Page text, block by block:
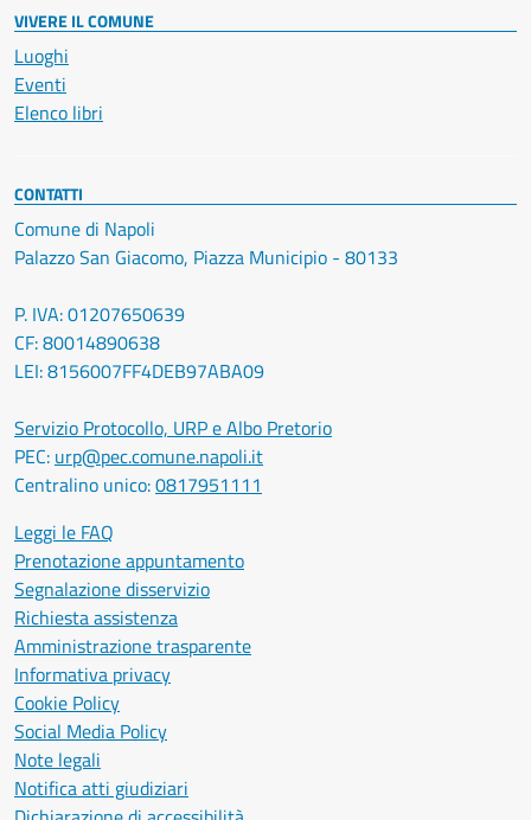
VIVERE IL COMUNE
Luoghi
Eventi
Elenco libri
CONTATTI
Comune di Napoli
Palazzo San Giacomo, Piazza Municipio - 80133
P. IVA: 01207650639
CF: 80014890638
LEI: 8156007FF4DEB97ABA09
Servizio Protocollo, URP e Albo Pretorio
PEC: urp@pec.comune.napoli.it
Centralino unico:0817951111
Leggi le FAQ
Prenotazione appuntamento
Segnalazione disservizio
Richiesta assistenza
Amministrazione trasparente
Informativa privacy
Cookie Policy
Social Media Policy
Note legali
Notifica atti giudiziari